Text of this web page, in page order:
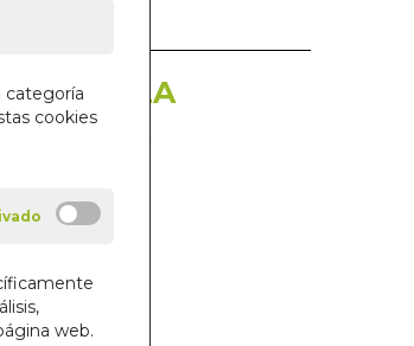
categoría
cookies
web.
DIOSA. LA